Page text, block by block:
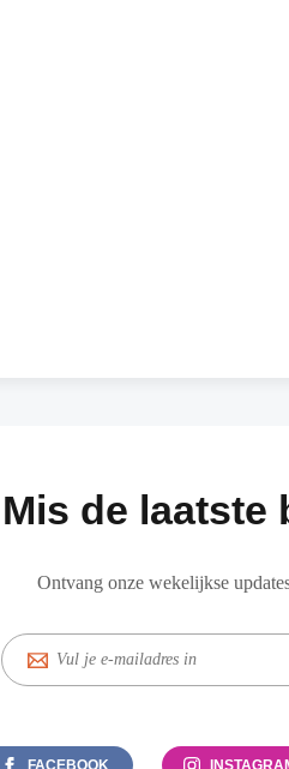
Mis de laatste
Ontvang onze wekelijkse
E-
mail
FACEBOOK